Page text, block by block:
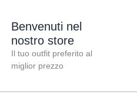
Benvenuti nel
nostro store
Il tuo outfit preferito al
miglior prezzo